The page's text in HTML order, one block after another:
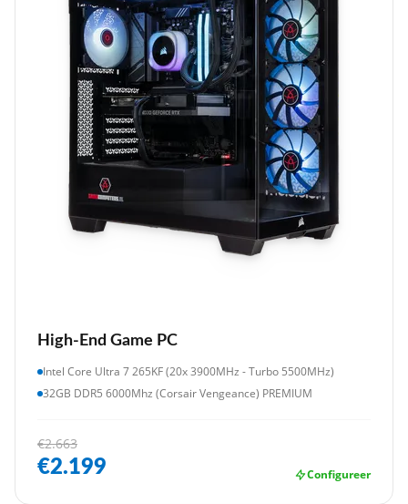
High-End Game PC
Intel Core Ultra 7 265KF (20x 3900MHz - Turbo 5500MHz)
32GB DDR5 6000Mhz (Corsair Vengeance) PREMIUM
€2.663
€2.199 Configureer